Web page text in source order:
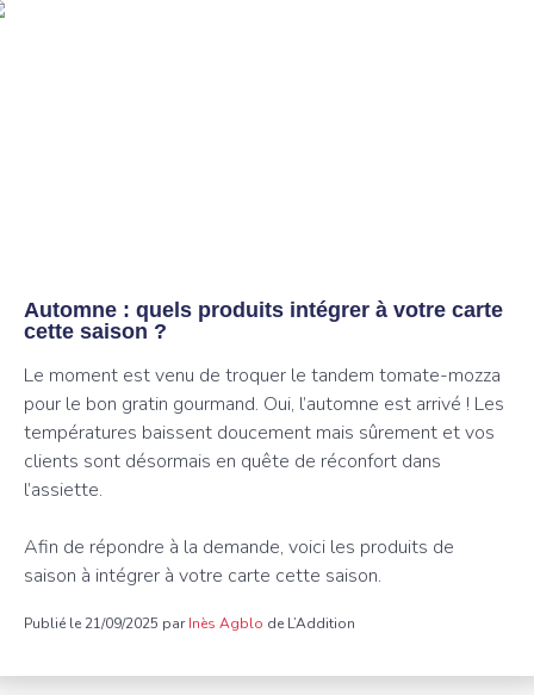
Automne : quels produits intégrer à votre carte
cette saison ?
Le moment est venu de troquer le tandem tomate-mozza
pour le bon gratin gourmand. Oui, l’automne est arrivé ! Les
températures baissent doucement mais sûrement et vos
clients sont désormais en quête de réconfort dans
l’assiette.
Afin de répondre à la demande, voici les produits de
saison à intégrer à votre carte cette saison.
Publié le 21/09/2025 parInès Agblo de L’Addition